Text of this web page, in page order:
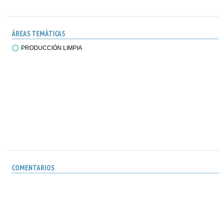
ÁREAS TEMÁTICAS
PRODUCCIÓN LIMPIA
COMENTARIOS